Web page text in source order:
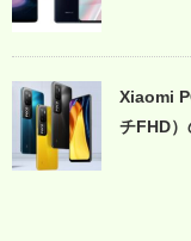
Xiaomi
チFHD